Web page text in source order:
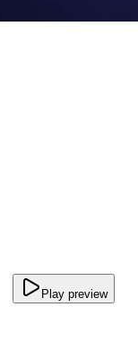
Play preview